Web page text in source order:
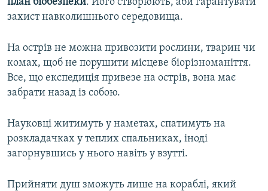
захист навколишнього середовища.
На острів не можна привозити рослини, тварин чи
комах, щоб не порушити місцеве біорізноманіття.
Все, що експедиція привезе на острів, вона має
забрати назад із собою.
Науковці житимуть у наметах, спатимуть на
розкладачках у теплих спальниках, іноді
загорнувшись у нього навіть у взутті.
Прийняти душ зможуть лише на кораблі, який